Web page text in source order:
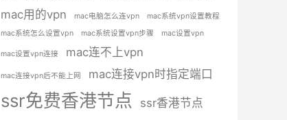
mac用的vpn mac电脑怎么连vpn
mac系统vpn设置教程
mac系统怎么设置vpn
mac系统设置vpn步骤 mac设置vpn
mac设置vpn连接 mac连不上vpn
mac连接vpn后不能上网 mac连接vpn时指定端口
ssr免费香港节点 ssr香港节点